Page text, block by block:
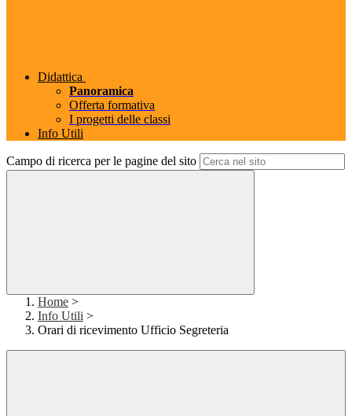
Didattica
Panoramica
Offerta formativa
I progetti delle classi
Info Utili
Campo di ricerca per le pagine del sito
Home >
Info Utili >
Orari di ricevimento Ufficio Segreteria